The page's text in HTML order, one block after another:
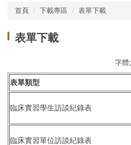
活動專區
物理治療系學會
物理治療中心
首頁 下載專區 表單下載
表單下載
字體
表單類型
臨床實習學生訪談紀錄表
臨床實習單位訪談紀錄表